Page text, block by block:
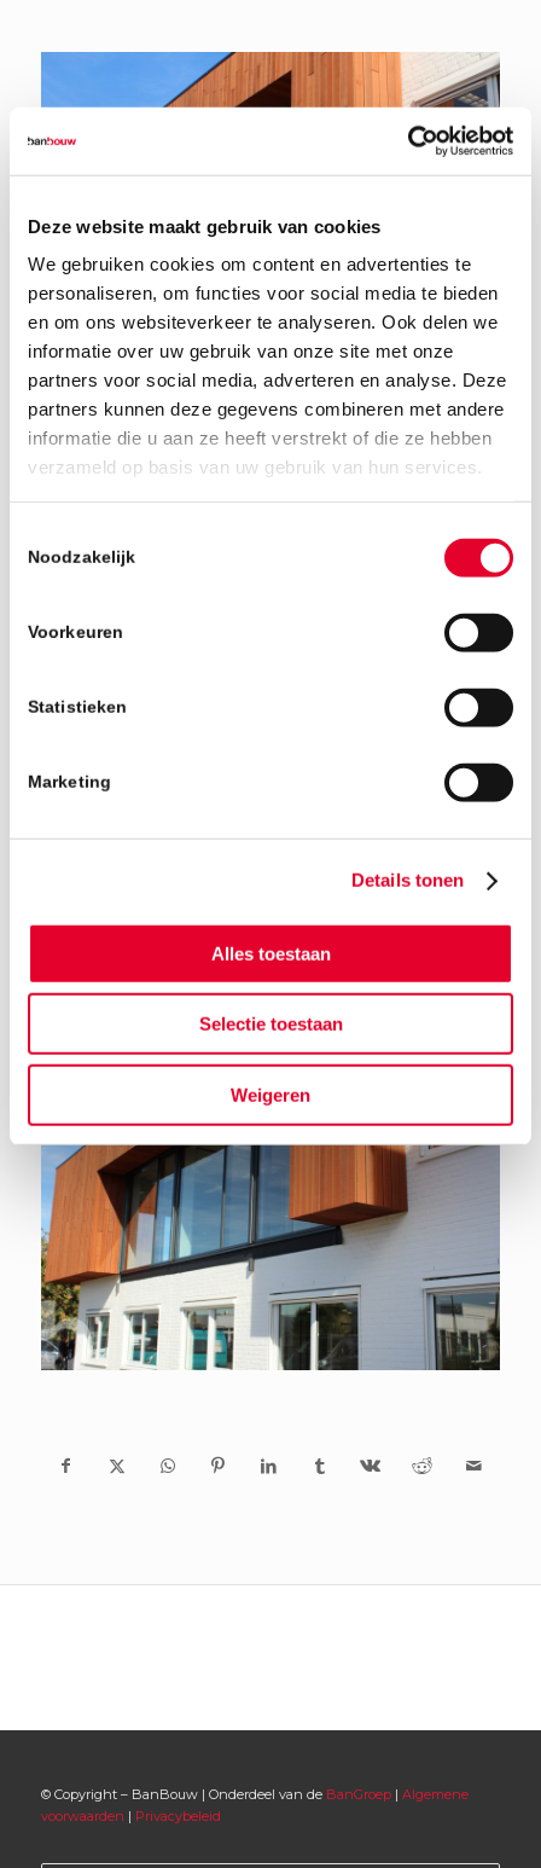
Deze website maakt gebruik van cookies
We gebruiken cookies om content en advertenties te
personaliseren, om functies voor social media te bieden
en om ons websiteverkeer te analyseren. Ook delen we
informatie over uw gebruik van onze site met onze
partners voor social media, adverteren en analyse. Deze
partners kunnen deze gegevens combineren met andere
informatie die u aan ze heeft verstrekt of die ze hebben
verzameld op basis van uw gebruik van hun services.
Noodzakelijk
Voorkeuren
Statistieken
Marketing
Details tonen
Alles toestaan
Selectie toestaan
Weigeren
12 oktober 2018
© Copyright – BanBouw | Onderdeel van de BanGroep| Algemene
voorwaarden | Privacybeleid